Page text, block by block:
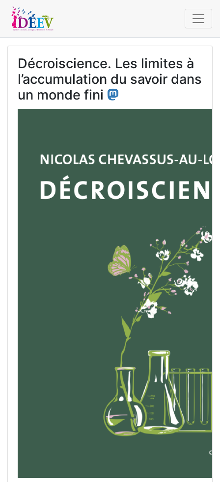
Décroiscience. Les limites à
l’accumulation du savoir dans
un monde fini